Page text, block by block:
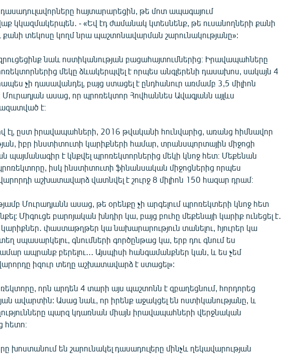
հայտարարեցին, թե մոտ ապագայում
կկազմակերպեն․ - «Եվ էդ ժամանակ կտեսնենք, թե ուսանողների քանի
քանի տեկոսը կողմ նրա պաշտոնավարման շարունակությանը»:
նաև ոստիկանության բացահայտումներից։ Իրավապահները
մեկը ձևակերպվել է որպես անգլերենի դասախոս, սակայն 4
չի դասավանդել, բայց ստացել է ընդհանուր առմամբ 3,5 միլիոն
ասաց, որ պրոռեկտոր Հովհաննես Ավագյանն այլևս
է։
էլ, ըստ իրավապահների, 2016 թվականի հունվարից, առանց հիմնավոր
իբր ինստիտուտի կարիքների համար, տրանսպորտային միջոցի
պայմանագիր է կնքվել պրոռեկտորներից մեկի կնոջ հետ։ Մեքենան
իսկ ինստիտուտի ֆինանսական միջոցներից որպես
աշխատավարձ վատնվել է շուրջ 8 միլիոն 150 հազար դրամ։
Մուրադյանն ասաց, թե օրենքը չի արգելում պրոռեկտերի կնոջ հետ
Միգուցե բարոյական խնդիր կա, բայց բուհը մեքենայի կարիք ունեցել է․
փաստաթղթեր կա նախարարություն տանելու, հյուրեր կա
սպասարկելու, գնումների գործընթաց կա, երբ դու գնում ես
ապրանք բերելու․․․ Այսպիսի հանգամանքներ կան, և ես չեմ
իզուր տեղը աշխատավարձ է ստացել»:
որն արդեն 4 տարի այս պաշտոնն է զբաղեցնում, հորդորեց
ավարտին: Ասաց նաև, որ իրենք աջակցել են ոստիկանությանը, և
պարզ կդառնան միայն իրավապահների վերջնական
խոստանում են շարունակել դասադուլերը մինչև ղեկավարության